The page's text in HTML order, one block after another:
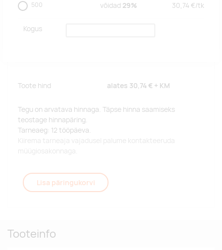
500 võidad 29% 30,74 €/tk
Kogus
Toote hind alates 30,74 € + KM
Tegu on arvatava hinnaga. Täpse hinna saamiseks
teostage hinnapäring.
Tarneaeg: 12 tööpäeva.
Kiirema tarneaja vajadusel palume kontakteeruda
müügiosakonnaga.
Lisa päringukorvi
Tooteinfo